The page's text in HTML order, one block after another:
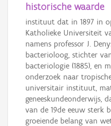
historische waarde
instituut dat in 1897 in
Katholieke Universiteit
namens professor J.
bacterioloog, stichter
bacteriologie (1885), en
onderzoek naar
universitair instituut,
geneeskundeonderwijs,
van de 19de eeuw sterk
groeiende belang van